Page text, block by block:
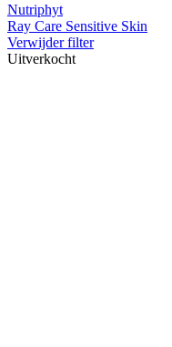
Nutriphyt
Ray Care Sensitive Skin
Verwijder filter
Uitverkocht